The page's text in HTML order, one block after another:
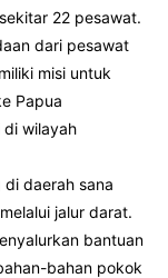
22 pesawat.
dari pesawat
misi untuk
Papua
di wilayah
daerah sana
jalur darat.
bantuan
bahan pokok